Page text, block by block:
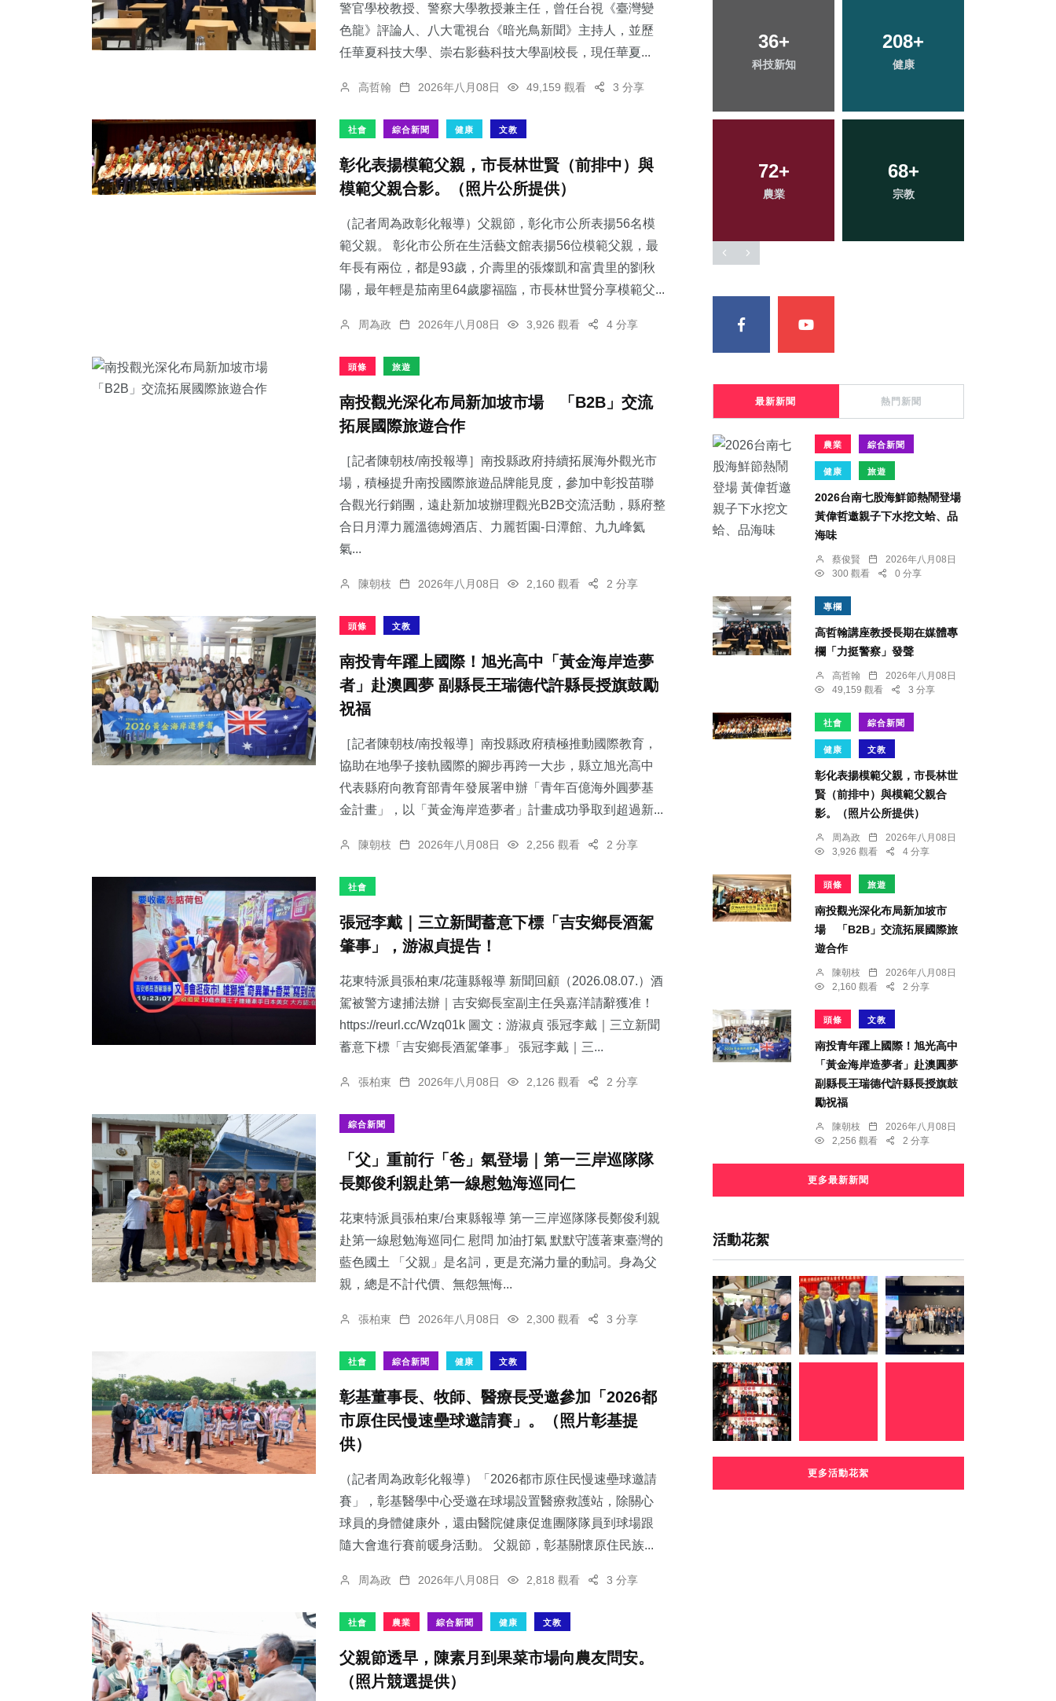
警官學校教授、警察大學教授兼主任，曾任台視《臺灣變
色龍》評論人、八大電視台《暗光鳥新聞》主持人，並歷
任華夏科技大學、崇右影藝科技大學副校長，現任華夏...
高哲翰 2026年八月08日 49,159 觀看 3 分享
社會 綜合新聞 健康 文教
彰化表揚模範父親，市長林世賢（前排中）與
模範父親合影。（照片公所提供）
（記者周為政彰化報導）父親節，彰化市公所表揚56名模
範父親。 彰化市公所在生活藝文館表揚56位模範父親，最
年長有兩位，都是93歲，介壽里的張燦凱和富貴里的劉秋
陽，最年輕是茄南里64歲廖福臨，市長林世賢分享模範父...
周為政 2026年八月08日 3,926 觀看 4 分享
頭條 旅遊
南投觀光深化布局新加坡市場 「B2B」交流
拓展國際旅遊合作
［記者陳朝枝/南投報導］南投縣政府持續拓展海外觀光市
場，積極提升南投國際旅遊品牌能見度，參加中彰投苗聯
合觀光行銷團，遠赴新加坡辦理觀光B2B交流活動，縣府整
合日月潭力麗溫德姆酒店、力麗哲園-日潭館、九九峰氦
氣...
陳朝枝 2026年八月08日 2,160 觀看 2 分享
頭條 文教
南投青年躍上國際！旭光高中「黃金海岸造夢
者」赴澳圓夢 副縣長王瑞德代許縣長授旗鼓勵
祝福
［記者陳朝枝/南投報導］南投縣政府積極推動國際教育，
協助在地學子接軌國際的腳步再跨一大步，縣立旭光高中
代表縣府向教育部青年發展署申辦「青年百億海外圓夢基
金計畫」，以「黃金海岸造夢者」計畫成功爭取到超過新...
陳朝枝 2026年八月08日 2,256 觀看 2 分享
社會
張冠李戴｜三立新聞蓄意下標「吉安鄉長酒駕
肇事」，游淑貞提告！
花東特派員張柏東/花蓮縣報導 新聞回顧（2026.08.07.）酒
駕被警方逮捕法辦｜吉安鄉長室副主任吳嘉洋請辭獲准！
https://reurl.cc/Wzq01k 圖文：游淑貞 張冠李戴｜三立新聞
蓄意下標「吉安鄉長酒駕肇事」 張冠李戴｜三...
張柏東 2026年八月08日 2,126 觀看 2 分享
綜合新聞
「父」重前行「爸」氣登場｜第一三岸巡隊隊
長鄭俊利親赴第一線慰勉海巡同仁
花東特派員張柏東/台東縣報導 第一三岸巡隊隊長鄭俊利親
赴第一線慰勉海巡同仁 慰問 加油打氣 默默守護著東臺灣的
藍色國土 「父親」是名詞，更是充滿力量的動詞。身為父
親，總是不計代價、無怨無悔...
張柏東 2026年八月08日 2,300 觀看 3 分享
社會 綜合新聞 健康 文教
彰基董事長、牧師、醫療長受邀參加「2026都
市原住民慢速壘球邀請賽」。（照片彰基提
供）
（記者周為政彰化報導）「2026都市原住民慢速壘球邀請
賽」，彰基醫學中心受邀在球場設置醫療救護站，除關心
球員的身體健康外，還由醫院健康促進團隊隊員到球場跟
隨大會進行賽前暖身活動。 父親節，彰基關懷原住民族...
周為政 2026年八月08日 2,818 觀看 3 分享
社會 農業 綜合新聞 健康 文教
父親節透早，陳素月到果菜市場向農友問安。
（照片競選提供）
741+
2+
大陸
169+ 121+
390+
社會
36+ 208
72+
農業
68
50+
頭條
702+
綜合新聞
239+
文教
2+
大陸
最新新聞 熱門新聞
農業 綜合新聞
健康 旅遊
2026台南七股海鮮節熱鬧登場
黃偉哲邀親子下水挖文蛤、品
海味
蔡俊賢
2026年八月08日
300 觀看
0 分享
專欄
高哲翰講座教授長期在媒體專
欄「力挺警察」發聲
高哲翰
2026年八月08日
49,159 觀看
3 分享
社會 綜合新聞
健康 文教
彰化表揚模範父親，市長林世
賢（前排中）與模範父親合
影。（照片公所提供）
周為政
2026年八月08日
3,926 觀看
4 分享
頭條 旅遊
南投觀光深化布局新加坡市
場 「B2B」交流拓展國際旅
遊合作
陳朝枝
2026年八月08日
2,160 觀看
2 分享
頭條 文教
南投青年躍上國際！旭光高中
「黃金海岸造夢者」赴澳圓夢
副縣長王瑞德代許縣長授旗鼓
勵祝福
陳朝枝
2026年八月08日
2,256 觀看
2 分享
更多最新新聞
活動花絮
更多活動花絮